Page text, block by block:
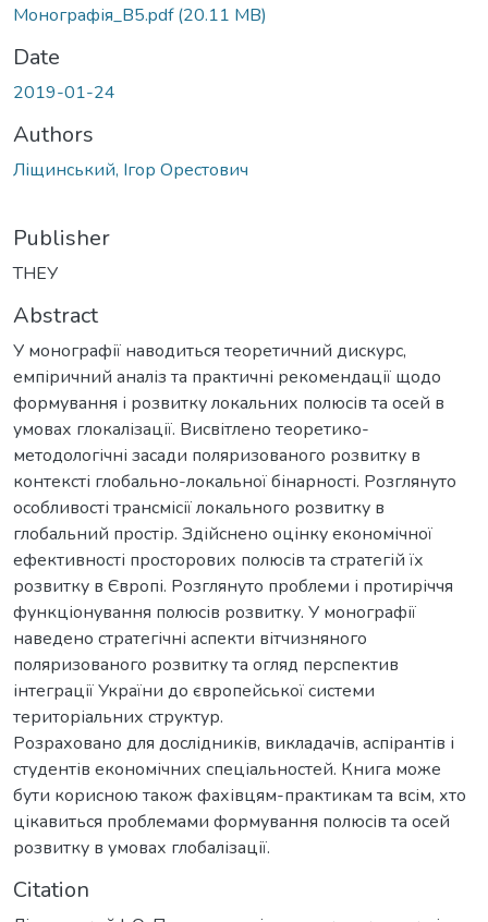
Монографія_B5.pdf(20.11 MB)
Date
2019-01-24
Authors
Ліщинський, Ігор Орестович
Publisher
ТНЕУ
Abstract
У монографії наводиться теоретичний дискурс,
емпіричний аналіз та практичні рекомендації щодо
формування і розвитку локальних полюсів та осей в
умовах глокалізації. Висвітлено теоретико-
методологічні засади поляризованого розвитку в
контексті глобально-локальної бінарності. Розглянуто
особливості трансмісії локального розвитку в
глобальний простір. Здійснено оцінку економічної
ефективності просторових полюсів та стратегій їх
розвитку в Європі. Розглянуто проблеми і протиріччя
функціонування полюсів розвитку. У монографії
наведено стратегічні аспекти вітчизняного
поляризованого розвитку та огляд перспектив
інтеграції України до європейської системи
територіальних структур.
Розраховано для дослідників, викладачів, аспірантів і
студентів економічних спеціальностей. Книга може
бути корисною також фахівцям-практикам та всім, хто
цікавиться проблемами формування полюсів та осей
розвитку в умовах глобалізації.
Citation